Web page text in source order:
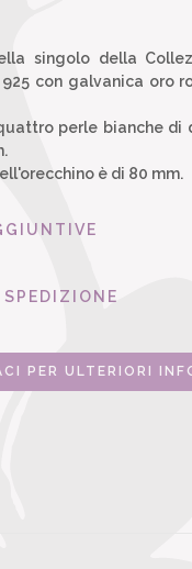
singolo della
con galvanica oro
perle bianche di
è di 80 mm.
PER ULTERIORI